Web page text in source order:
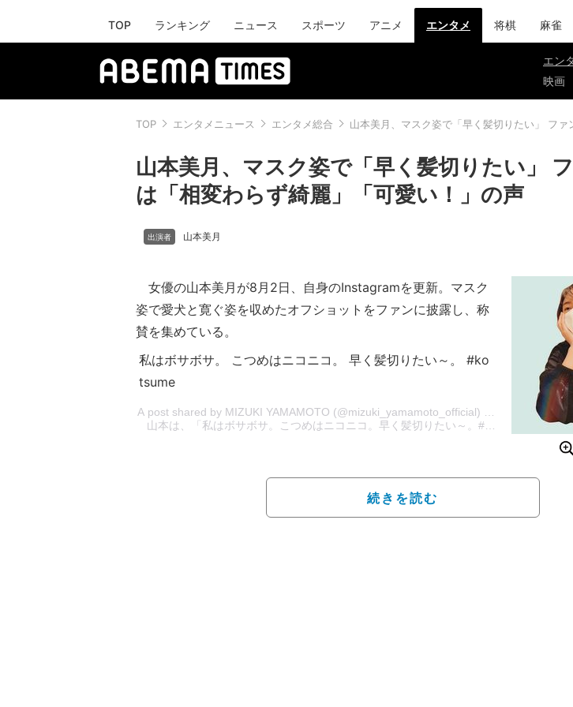
TOP ランキング ニュース スポーツ アニメ エンタメ 将棋 麻雀
エン
映画
TOP エンタメニュース エンタメ総合 山本美月、マスク姿で「早く髪切りたい」 ファ
山本美月、マスク姿で「早く髪切りたい」
は「相変わらず綺麗」「可愛い！」の声
山本美月
女優の山本美月が8月2日、自身のInstagramを更新。マスク
姿で愛犬と寛ぐ姿を収めたオフショットをファンに披露し、称
賛を集めている。
私はボサボサ。 こつめはニコニコ。 早く髪切りたい～。 #ko
tsume
A post shared by MIZUKI YAMAMOTO (@mizuki_yamamoto_official) on
Aug 1, 2020
山本は、「私はボサボサ。こつめはニコニコ。早く髪切りたい～。#kotsume」とコ
続きを読む